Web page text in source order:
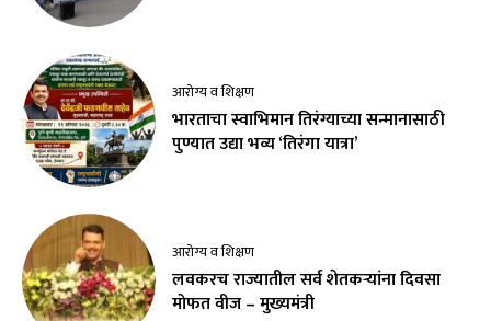
आरोग्य व शिक्षण
भारताचा स्वाभिमान तिरंग्याच्या सन्मानासाठी
पुण्यात उद्या भव्य ‘तिरंगा यात्रा’
आरोग्य व शिक्षण
लवकरच राज्यातील सर्व शेतकऱ्यांना दिवसा
मोफत वीज – मुख्यमंत्री